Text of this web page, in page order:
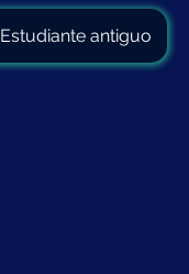
Estudiante antiguo